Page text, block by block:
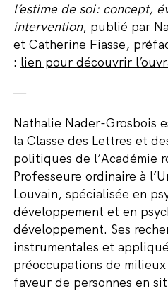
l’estime de soi: concept,
intervention, publié par
et Catherine Fiasse,
: lien pour découvrir
—
Nathalie Nader-Grosbois
la Classe des Lettres et
politiques de l’Académie
Professeure ordinaire à
Louvain, spécialisée en
développement et en
développement. Ses
instrumentales et
préoccupations de
faveur de personnes en